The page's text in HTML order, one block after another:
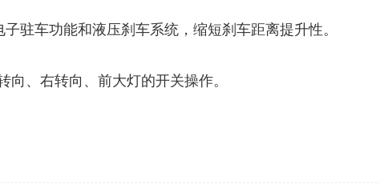
子驻车功能和液压刹车系统，缩短刹车距离提升性。
向、右转向、前大灯的开关操作。